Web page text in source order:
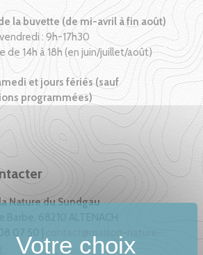
la buvette (de mi-avril à fin août)
: 9h-17h30
de 14h à 18h (en juin/juillet/août)
et jours fériés (sauf
programmées)
Nature du Sundgau
Barbe, 68210 ALTENACH
07 50 |